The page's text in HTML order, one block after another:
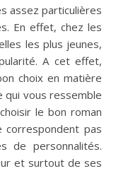
En effet, chez les
les plus jeunes,
A cet effet,
choix en matière
qui vous ressemble
le bon roman
pas
de personnalités.
et surtout de ses